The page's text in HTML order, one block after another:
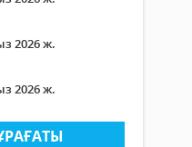
2026 ж.
2026 ж.